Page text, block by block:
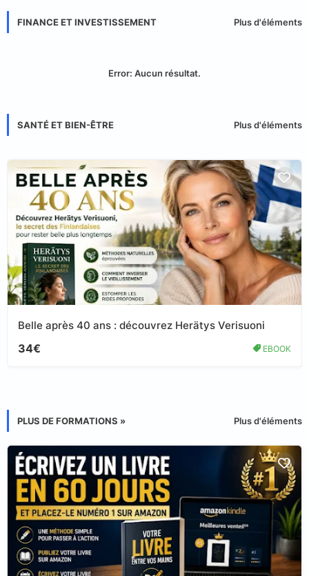
FINANCE ET INVESTISSEMENT Plus d'éléments
Error: Aucun résultat.
SANTÉ ET BIEN-ÊTRE Plus d'éléments
Belle après 40 ans : découvrez Herätys Verisuoni
34€ EBOOK
PLUS DE FORMATIONS » Plus d'éléments